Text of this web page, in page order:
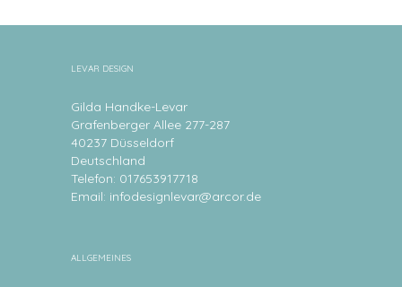
LEVAR DESIGN
Gilda Handke-Levar
Grafenberger Allee 277-287
40237 Düsseldorf
Deutschland
Telefon: 017653917718
Email: infodesignlevar@arcor.de
ALLGEMEINES